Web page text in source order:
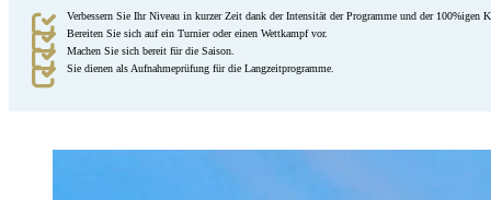
Verbessern Sie Ihr Niveau in kurzer Zeit dank der Intensität der Programme und der 100%igen
Bereiten Sie sich auf ein Turnier oder einen Wettkampf vor.
Machen Sie sich bereit für die Saison.
Sie dienen als Aufnahmeprüfung für die Langzeitprogramme.